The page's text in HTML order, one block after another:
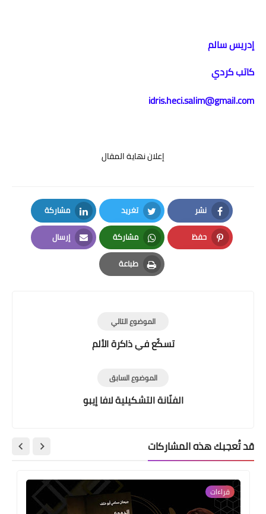
إدريس سالم
كاتب كردي
idris.heci.salim@gmail.com
إعلان نهاية المقال
نشر
Facebook
تغريد
Twitter
مشاركة
LinkedIn
حفظ
Pinterest
مشاركة
Whatsapp
إرسال
Email
طباعة
Print
الموضوع التالي
تسكّع في ذاكرة الألم
الموضوع السابق
الفنّانة التشكيلية لافا إيبو
قد تُعجبك هذه المشاركات
قراءات